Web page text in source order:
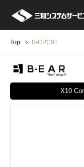
Top B-CPC01
X10